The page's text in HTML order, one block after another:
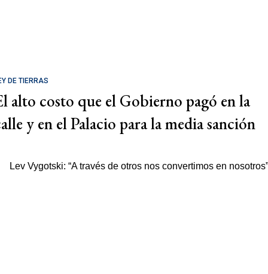
DE TIERRAS
alto costo que el Gobierno pagó en la
y en el Palacio para la media sanción